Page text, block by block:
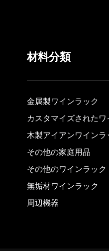
材料分類
金属製ワインラック
カスタマイズされたワ
木製アイアンワインラ
その他の家庭用品
その他のワインラック
無垢材ワインラック
周辺機器